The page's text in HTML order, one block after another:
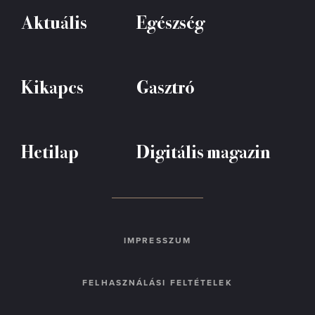
Aktuális Egészség
Kikapcs Gasztró
Hetilap Digitális magazin
IMPRESSZUM
FELHASZNÁLÁSI FELTÉTELEK